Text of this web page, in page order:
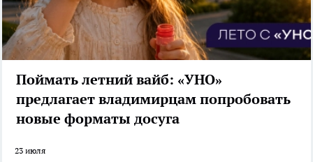
Поймать летний вайб: «УНО»
предлагает владимирцам попробовать
новые форматы досуга
23 июля